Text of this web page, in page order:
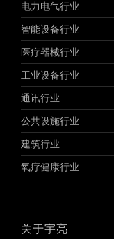
电力电气行业
智能设备行业
医疗器械行业
工业设备行业
通讯行业
公共设施行业
建筑行业
氧疗健康行业
关于宇亮